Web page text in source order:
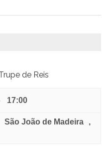
de Reis
17:00
São João de Madeira
,